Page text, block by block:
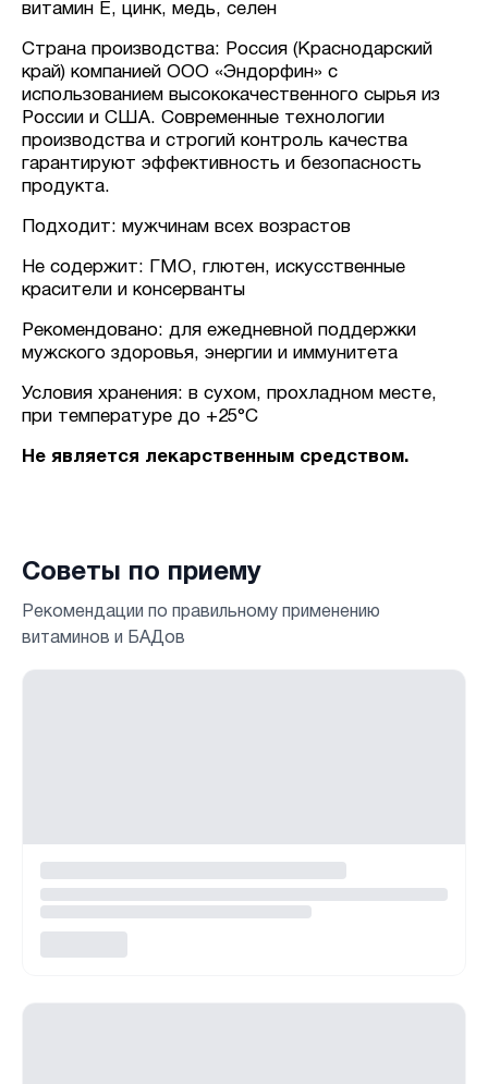
витамин E, цинк, медь, селен
Страна производства: Россия (Краснодарский
край) компанией ООО «Эндорфин» с
использованием высококачественного сырья из
России и США. Современные технологии
производства и строгий контроль качества
гарантируют эффективность и безопасность
продукта.
Подходит: мужчинам всех возрастов
Не содержит: ГМО, глютен, искусственные
красители и консерванты
Рекомендовано: для ежедневной поддержки
мужского здоровья, энергии и иммунитета
Условия хранения: в сухом, прохладном месте,
при температуре до +25°C
Не является лекарственным средством.
Советы по приему
Рекомендации по правильному применению
витаминов и БАДов